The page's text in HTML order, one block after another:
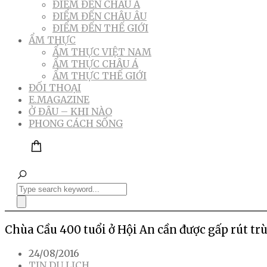
ĐIỂM ĐẾN CHÂU Á
ĐIỂM ĐẾN CHÂU ÂU
ĐIỂM ĐẾN THẾ GIỚI
ẨM THỰC
ẨM THỰC VIỆT NAM
ẨM THỰC CHÂU Á
ẨM THỰC THẾ GIỚI
ĐỐI THOẠI
E.MAGAZINE
Ở ĐÂU – KHI NÀO
PHONG CÁCH SỐNG
Chùa Cầu 400 tuổi ở Hội An cần được gấp rút
24/08/2016